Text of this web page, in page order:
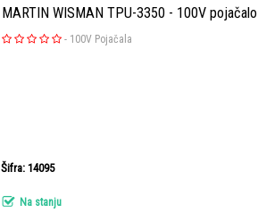
MARTIN WISMAN TPU-3350 - 100V pojačalo
- 100V Pojačala
Šifra: 14095
Na stanju